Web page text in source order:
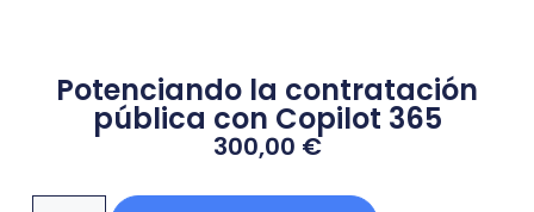
Potenciando la contratación
pública con Copilot 365
300,00 €